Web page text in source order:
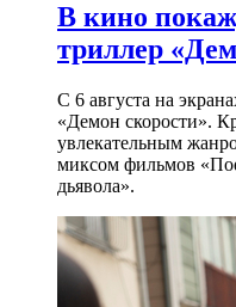
В кино
триллер
С 6 августа на
«Демон скорости».
увлекательным
миксом фильмов
дьявола».